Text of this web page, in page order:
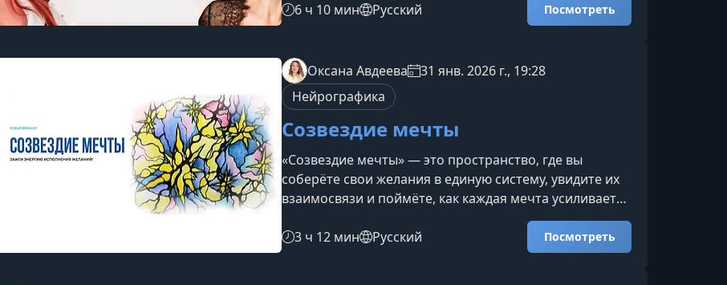
перейти на новый уровень внутренней свободы. Курс
объединяет практики осознанности, работу с
формирующие новую реальность шаг за шагом.Что
даёт прохождение курса Чёткое понимание, как
перейти на новый уровень своей р
6 ч 10 мин Русский Посмотреть
Оксана Авдеева
31 янв. 2026 г., 19:28
Нейрографика
Созвездие мечты
«Созвездие мечты» — это пространство, где вы
соберёте свои желания в единую систему, увидите их
взаимосвязи и поймёте, как каждая мечта усиливает
другую. Этот вебинар помогает превратить
разрозненные желания в ясный, живой и
вдохновляющий путь, по которому вы сможете
3 ч 12 мин Русский Посмотреть